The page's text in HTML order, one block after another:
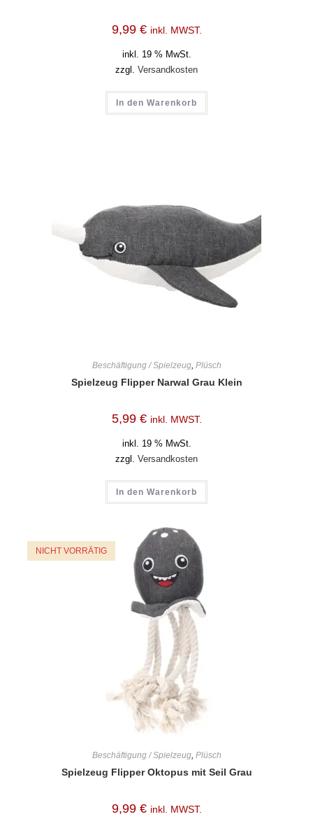
9,99 € inkl. MWST.
inkl. 19 % MwSt.
zzgl. Versandkosten
In den Warenkorb
Beschäftigung / Spielzeug, Plüsch
Spielzeug Flipper Narwal Grau Klein
5,99 € inkl. MWST.
inkl. 19 % MwSt.
zzgl. Versandkosten
In den Warenkorb
NICHT VORRÄTIG
Beschäftigung / Spielzeug, Plüsch
Spielzeug Flipper Oktopus mit Seil Grau
9,99 € inkl. MWST.